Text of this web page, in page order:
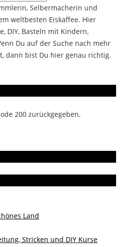
Selbermacherin und
weltbesten Eiskaffee. Hier
DIY, Basteln mit Kindern,
Du auf der Suche nach mehr
dann bist Du hier genau richtig.
200 zurückgegeben.